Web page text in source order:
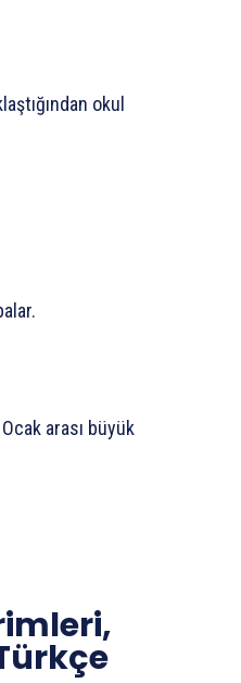
okul
arası büyük